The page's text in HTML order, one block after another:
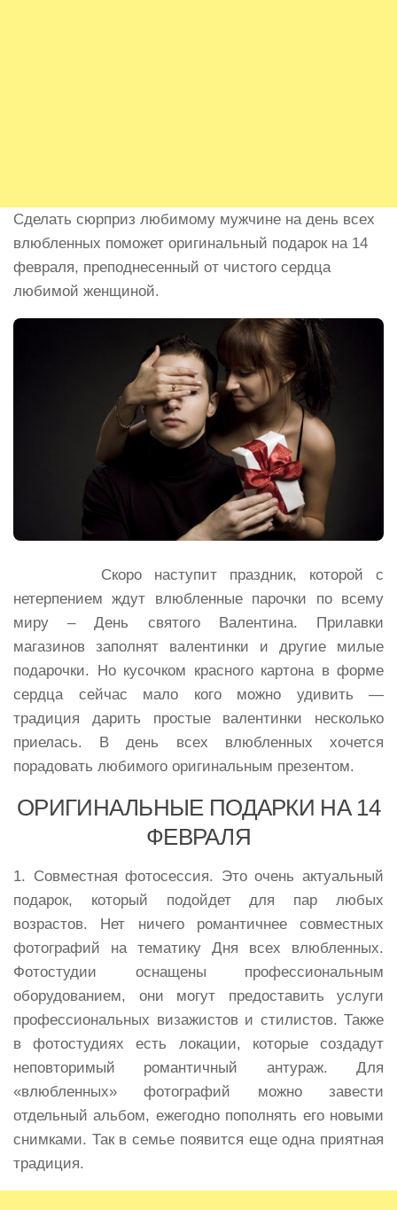
Сделать сюрприз любимому мужчине на день всех
влюбленных поможет оригинальный подарок на 14
февраля, преподнесенный от чистого сердца
любимой женщиной.
Скоро наступит праздник, которой с
нетерпением ждут влюбленные парочки по всему
миру – День святого Валентина. Прилавки
магазинов заполнят валентинки и другие милые
подарочки. Но кусочком красного картона в форме
сердца сейчас мало кого можно удивить —
традиция дарить простые валентинки несколько
приелась. В день всех влюбленных хочется
порадовать любимого оригинальным презентом.
ОРИГИНАЛЬНЫЕ ПОДАРКИ НА 14
ФЕВРАЛЯ
1. Совместная фотосессия. Это очень актуальный
подарок, который подойдет для пар любых
возрастов. Нет ничего романтичнее совместных
фотографий на тематику Дня всех влюбленных.
Фотостудии оснащены профессиональным
оборудованием, они могут предоставить услуги
профессиональных визажистов и стилистов. Также
в фотостудиях есть локации, которые создадут
неповторимый романтичный антураж. Для
«влюбленных» фотографий можно завести
отдельный альбом, ежегодно пополнять его новыми
снимками. Так в семье появится еще одна приятная
традиция.